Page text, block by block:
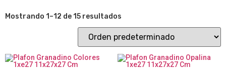
Mostrando 1–12 de 15 resultados